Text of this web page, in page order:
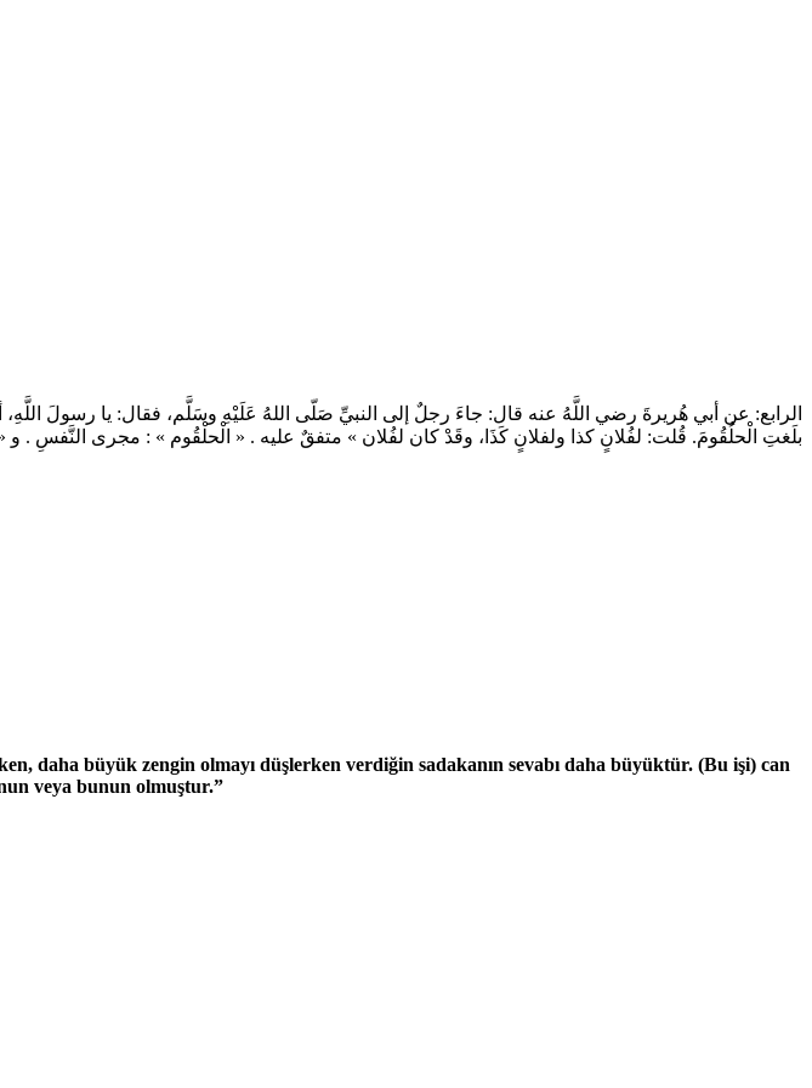
الرابع: عن أبي هُريرةَ رضي اللَّهُ عنه قال: جاءَ رجلٌ إلى النبيِّ صَلّى اللهُ عَلَيْهِ وسَلَّم، فقال: يا رسولَ
بلَغتِ الْحلُقُومَ. قُلت: لفُلانٍ كذا ولفلانٍ كَذَا، وقَدْ كان لفُلان » متفقٌ عليه . « الْحلْقُوم » : مجرى النَّفسِ .
daha büyük zengin olmayı düşlerken verdiğin sadakanın sevabı daha büyüktür. (Bu işi) can
veya bunun olmuştur.”